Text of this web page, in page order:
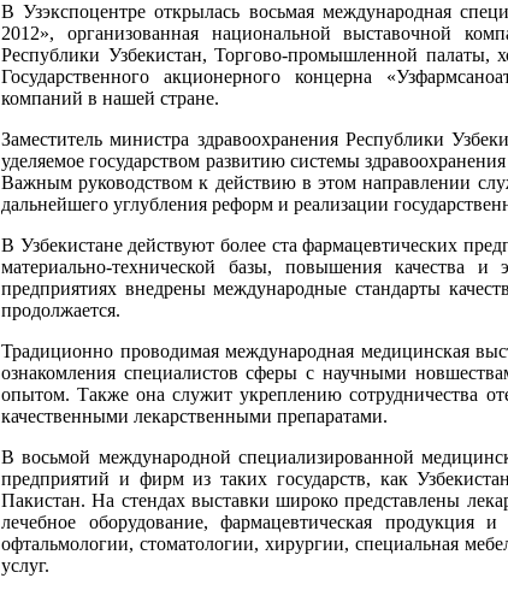
В Узэкспоцентре открылась восьмая международная
2012», организованная национальной выставочной
Республики Узбекистан, Торгово-промышленной палаты,
Государственного акционерного концерна
компаний в нашей стране.
Заместитель министра здравоохранения Республики
уделяемое государством развитию системы
Важным руководством к действию в этом направлении
дальнейшего углубления реформ и реализации
В Узбекистане действуют более ста фармацевтических
материально-технической базы, повышения качества и
предприятиях внедрены международные стандарты
продолжается.
Традиционно проводимая международная медицинская
ознакомления специалистов сферы с научными
опытом. Также она служит укреплению сотрудничества
качественными лекарственными препаратами.
В восьмой международной специализированной
предприятий и фирм из таких государств, как
Пакистан. На стендах выставки широко представлены
лечебное оборудование, фармацевтическая продукция
офтальмологии, стоматологии, хирургии, специальная
услуг.